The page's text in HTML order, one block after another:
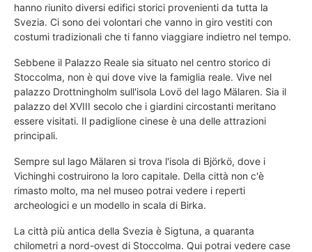
hanno riunito diversi edifici storici provenienti da tutta la
Svezia. Ci sono dei volontari che vanno in giro vestiti con
costumi tradizionali che ti fanno viaggiare indietro nel tempo.
Sebbene il Palazzo Reale sia situato nel centro storico di
Stoccolma, non è qui dove vive la famiglia reale. Vive nel
palazzo Drottningholm sull'isola Lovö del lago Mälaren. Sia il
palazzo del XVIII secolo che i giardini circostanti meritano
essere visitati. Il padiglione cinese è una delle attrazioni
principali.
Sempre sul lago Mälaren si trova l'isola di Björkö, dove i
Vichinghi costruirono la loro capitale. Della città non c'è
rimasto molto, ma nel museo potrai vedere i reperti
archeologici e un modello in scala di Birka.
La città più antica della Svezia è Sigtuna, a quaranta
chilometri a nord-ovest di Stoccolma. Qui potrai vedere case